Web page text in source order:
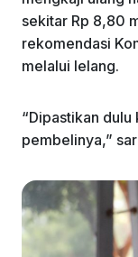
sekitar Rp 8,80
rekomendasi
melalui lelang.
“Dipastikan dulu
pembelinya,”